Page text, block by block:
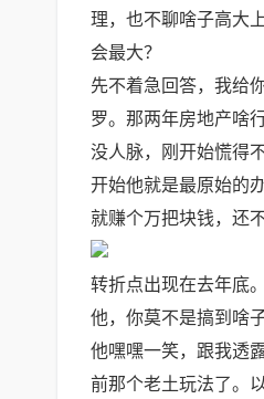
理，也不聊啥子高大
会最大？
先不着急回答，我给
罗。那两年房地产啥
没人脉，刚开始慌得
开始他就是最原始的
就赚个万把块钱，还
转折点出现在去年底
他，你莫不是搞到啥子
他嘿嘿一笑，跟我透
前那个老土玩法了。